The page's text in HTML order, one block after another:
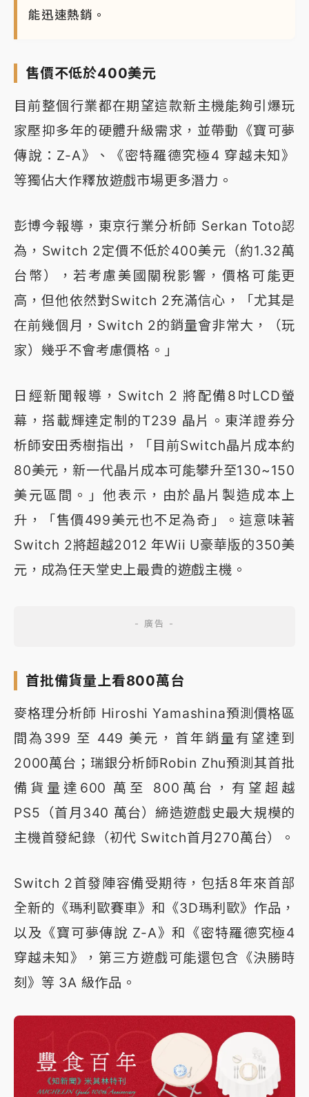
能迅速熱銷。
售價不低於400美元
目前整個行業都在期望這款新主機能夠引爆玩
家壓抑多年的硬體升級需求，並帶動《寶可夢
傳說：Z-A》、《密特羅德究極4 穿越未知》
等獨佔大作釋放遊戲市場更多潛力。
彭博今報導，東京行業分析師 Serkan Toto認
為，Switch 2定價不低於400美元（約1.32萬
台幣），若考慮美國關稅影響，價格可能更
高，但他依然對Switch 2充滿信心，「尤其是
在前幾個月，Switch 2的銷量會非常大，（玩
家）幾乎不會考慮價格。」
日經新聞報導，Switch 2 將配備8吋LCD螢
幕，搭載輝達定制的T239 晶片。東洋證券分
析師安田秀樹指出，「目前Switch晶片成本約
80美元，新一代晶片成本可能攀升至130~150
美元區間。」他表示，由於晶片製造成本上
升，「售價499美元也不足為奇」。這意味著
Switch 2將超越2012 年Wii U豪華版的350美
元，成為任天堂史上最貴的遊戲主機。
首批備貨量上看800萬台
麥格理分析師 Hiroshi Yamashina預測價格區
間為399 至 449 美元，首年銷量有望達到
2000萬台；瑞銀分析師Robin Zhu預測其首批
備貨量達600 萬至 800萬台，有望超越
PS5（首月340 萬台）締造遊戲史最大規模的
主機首發紀錄（初代 Switch首月270萬台）。
Switch 2首發陣容備受期待，包括8年來首部
全新的《瑪利歐賽車》和《3D瑪利歐》作品，
以及《寶可夢傳說 Z-A》和《密特羅德究極4
穿越未知》，第三方遊戲可能還包含《決勝時
刻》等 3A 級作品。